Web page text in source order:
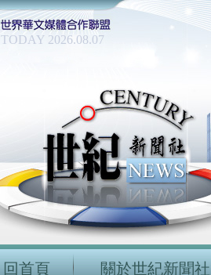
TODAY 2026.08.07
回首頁 關於世紀新聞社